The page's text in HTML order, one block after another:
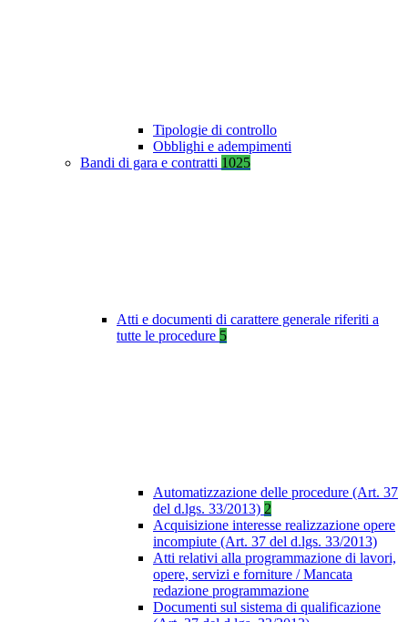
Tipologie di controllo
Obblighi e adempimenti
Bandi di gara e contratti 1025
Atti e documenti di carattere generale riferiti a
tutte le procedure 5
Automatizzazione delle procedure (Art. 37
del d.lgs. 33/2013) 2
Acquisizione interesse realizzazione opere
incompiute (Art. 37 del d.lgs. 33/2013)
Atti relativi alla programmazione di lavori,
opere, servizi e forniture / Mancata
redazione programmazione
Documenti sul sistema di qualificazione